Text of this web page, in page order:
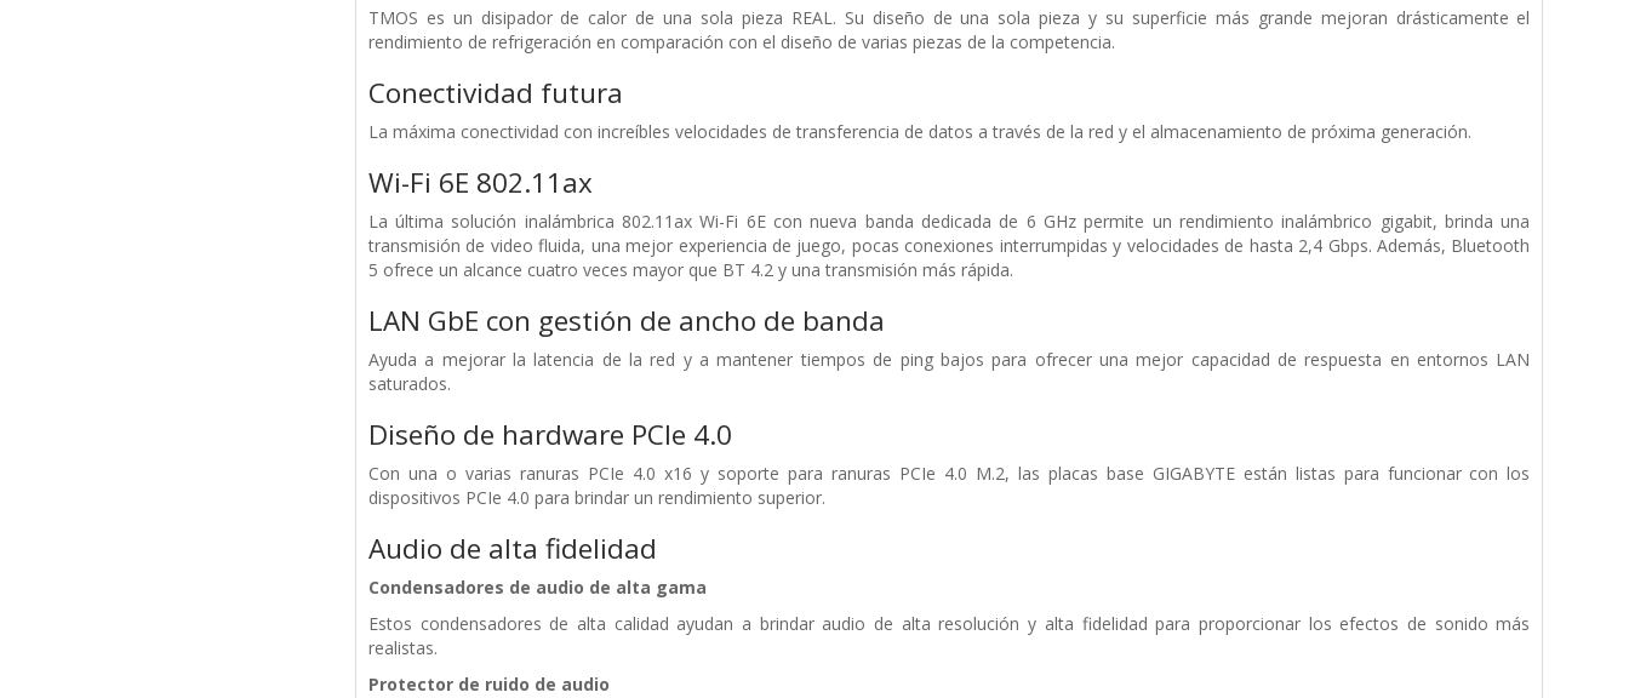
TMOS es un disipador de calor de una sola pieza REAL. Su diseño de una sola pieza y su superficie más grande mejoran drásticamente el
rendimiento de refrigeración en comparación con el diseño de varias piezas de la competencia.
Conectividad futura
La máxima conectividad con increíbles velocidades de transferencia de datos a través de la red y el almacenamiento de próxima generación.
Wi-Fi 6E 802.11ax
La última solución inalámbrica 802.11ax Wi-Fi 6E con nueva banda dedicada de 6 GHz permite un rendimiento inalámbrico gigabit, brinda una
transmisión de video fluida, una mejor experiencia de juego, pocas conexiones interrumpidas y velocidades de hasta 2,4 Gbps. Además, Bluetooth
5 ofrece un alcance cuatro veces mayor que BT 4.2 y una transmisión más rápida.
LAN GbE con gestión de ancho de banda
Ayuda a mejorar la latencia de la red y a mantener tiempos de ping bajos para ofrecer una mejor capacidad de respuesta en entornos LAN
saturados.
Diseño de hardware PCIe 4.0
Con una o varias ranuras PCIe 4.0 x16 y soporte para ranuras PCIe 4.0 M.2, las placas base GIGABYTE están listas para funcionar con los
dispositivos PCIe 4.0 para brindar un rendimiento superior.
Audio de alta fidelidad
Condensadores de audio de alta gama
Estos condensadores de alta calidad ayudan a brindar audio de alta resolución y alta fidelidad para proporcionar los efectos de sonido más
realistas.
Protector de ruido de audio